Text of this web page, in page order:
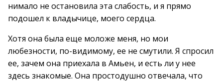
нимало не остановила эта слабость, и я прямо
подошел к владычице, моего сердца.
Хотя она была еще моложе меня, но мои
любезности, по-видимому, ее не смутили. Я спросил
ее, зачем она приехала в Амьен, и есть ли у нее
здесь знакомые. Она простодушно отвечала, что